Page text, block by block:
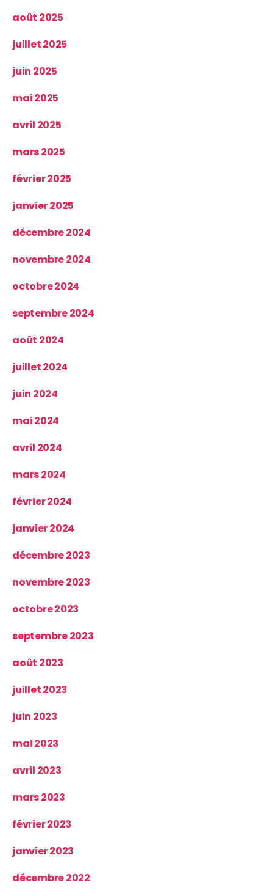
août 2025
juillet 2025
juin 2025
mai 2025
avril 2025
mars 2025
février 2025
janvier 2025
décembre 2024
novembre 2024
octobre 2024
septembre 2024
août 2024
juillet 2024
juin 2024
mai 2024
avril 2024
mars 2024
février 2024
janvier 2024
décembre 2023
novembre 2023
octobre 2023
septembre 2023
août 2023
juillet 2023
juin 2023
mai 2023
avril 2023
mars 2023
février 2023
janvier 2023
décembre 2022